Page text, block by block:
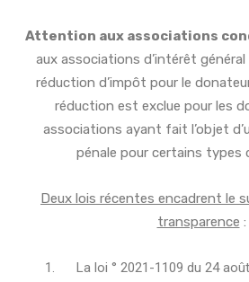
Attention aux associations
aux associations d’intérêt
réduction d’impôt pour le
réduction est exclue pour les
associations ayant fait l’objet
pénale pour certains types
Deux lois récentes encadrent le
transparence :
La loi ° 2021-1109 du 24